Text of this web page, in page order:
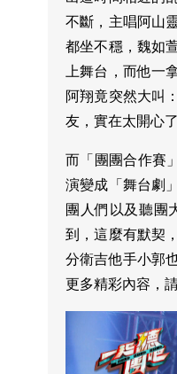
不斷，主唱阿山
都坐不穩，魏如
上舞台，而他一
阿翔竟突然大叫
友，實在太開心
而「團團合作賽
演變成「舞台劇
團人們以及聽團
到，這麼有默契
分衛吉他手小郭
更多精彩內容，